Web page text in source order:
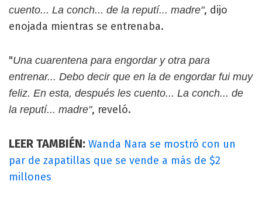
cuento... La conch... de la reputí... madre", dijo
enojada mientras se entrenaba.
"Una cuarentena para engordar y otra para
entrenar... Debo decir que en la de engordar fui muy
feliz. En esta, después les cuento... La conch... de
la reputí... madre", reveló.
LEER TAMBIÉN: Wanda Nara se mostró con un
par de zapatillas que se vende a más de $2
millones